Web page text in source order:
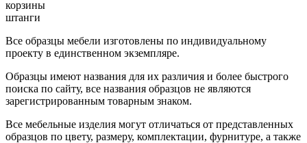
корзины
штанги
Все образцы мебели изготовлены по индивидуальному
проекту в единственном экземпляре.
Образцы имеют названия для их различия и более быстрого
поиска по сайту, все названия образцов не являются
зарегистрированным товарным знаком.
Все мебельные изделия могут отличаться от представленных
образцов по цвету, размеру, комплектации, фурнитуре, а также